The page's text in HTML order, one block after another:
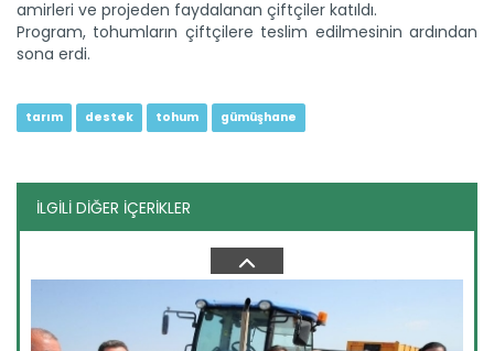
amirleri ve projeden faydalanan çiftçiler katıldı.
Program, tohumların çiftçilere teslim edilmesinin ardından
sona erdi.​
tarım destek tohum gümüşhane
İLGİLİ DİĞER İÇERİKLER
Devamını Oku ->
B-Reçete sistemi ile güvenilir...
Tarım ve Orman Bakanlığının hayata geçirdiği “B-Reçete